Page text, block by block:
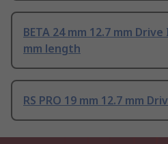
BETA 24 mm 12.7 mm
mm length
RS PRO 19 mm 12.7 mm